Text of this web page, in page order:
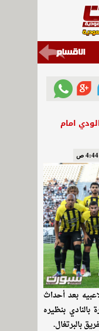
امام
بعد أحداث
بالنادي بنظيره
بالبرتغال.